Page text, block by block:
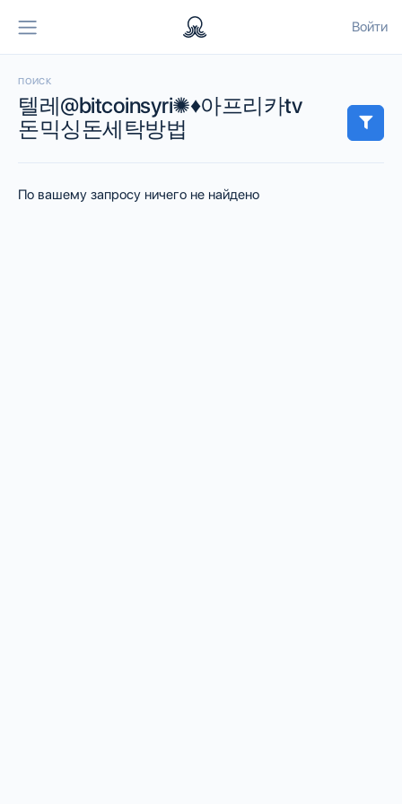
Войти
ПОИСК
텔레@bitcoinsyri✺♦아프리카tv
돈믹싱돈세탁방법
По вашему запросу ничего не найдено